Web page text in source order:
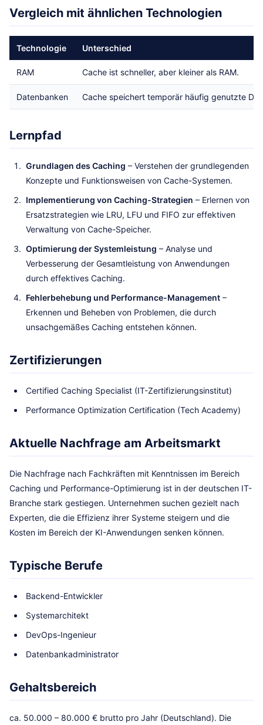
Vergleich mit ähnlichen Technologien
Technologie Unterschied
RAM Cache ist schneller, aber kleiner als RAM.
Datenbanken Cache speichert temporär häufig genutzte
Lernpfad
Grundlagen des Caching – Verstehen der grundlegenden
Konzepte und Funktionsweisen von Cache-Systemen.
Implementierung von Caching-Strategien – Erlernen von
Ersatzstrategien wie LRU, LFU und FIFO zur effektiven
Verwaltung von Cache-Speicher.
Optimierung der Systemleistung – Analyse und
Verbesserung der Gesamtleistung von Anwendungen
durch effektives Caching.
Fehlerbehebung und Performance-Management –
Erkennen und Beheben von Problemen, die durch
unsachgemäßes Caching entstehen können.
Zertifizierungen
Certified Caching Specialist (IT-Zertifizierungsinstitut)
Performance Optimization Certification (Tech Academy)
Aktuelle Nachfrage am Arbeitsmarkt
Die Nachfrage nach Fachkräften mit Kenntnissen im Bereich
Caching und Performance-Optimierung ist in der deutschen IT-
Branche stark gestiegen. Unternehmen suchen gezielt nach
Experten, die die Effizienz ihrer Systeme steigern und die
Kosten im Bereich der KI-Anwendungen senken können.
Typische Berufe
Backend-Entwickler
Systemarchitekt
DevOps-Ingenieur
Datenbankadministrator
Gehaltsbereich
ca. 50.000 – 80.000 € brutto pro Jahr (Deutschland). Die